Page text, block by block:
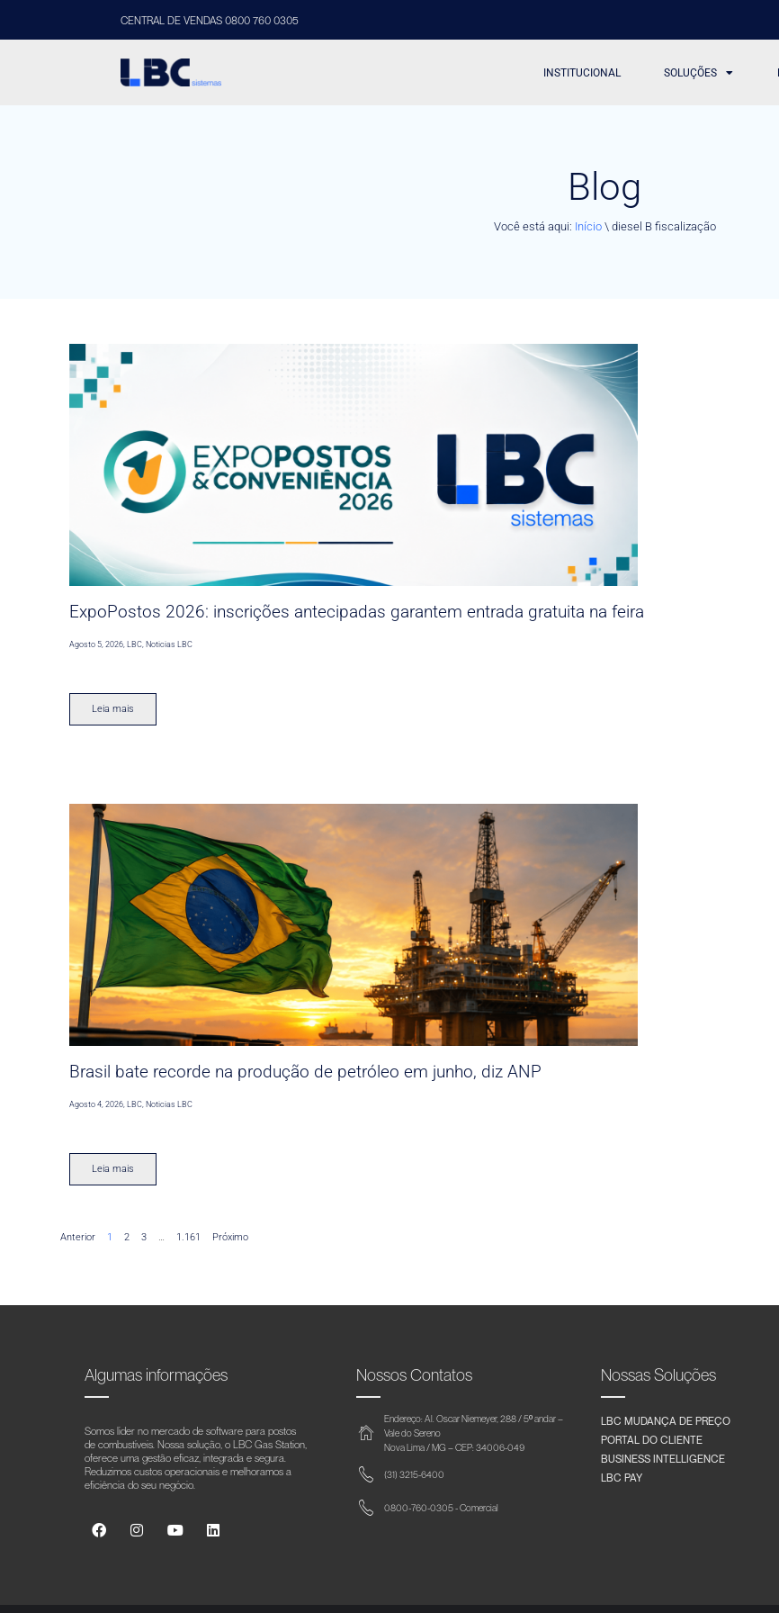
CENTRAL DE VENDAS 0800 760 0305
INSTITUCIONAL SOLUÇÕES
Blog
Você está aqui: Início\ diesel B fiscalização
ExpoPostos 2026: inscrições antecipadas garantem entrada gratuita na feira
Agosto 5, 2026,LBC,Noticias LBC
Leia mais
Brasil bate recorde na produção de petróleo em junho, diz ANP
Agosto 4, 2026 ,LBC Noticias LBC
Leia mais
Anterior 1 2 3 … 1.161 Próximo
Algumas informações
Somos líder no mercado de software para postos
de combustíveis. Nossa solução, o LBC Gas Station,
oferece uma gestão eficaz, integrada e segura.
Reduzimos custos operacionais e melhoramos a
eficiência do seu negócio.
Nossos Contatos
Endereço: Al. Oscar Niemeyer, 288 / 5º andar –
Vale do Sereno
Nova Lima / MG – CEP: 34006-049
(31) 3215-6400
0800-760-0305 - Comercial
Nossas Soluções
LBC MUDANÇA DE PREÇO
PORTAL DO CLIENTE
BUSINESS INTELLIGENCE
LBC PAY